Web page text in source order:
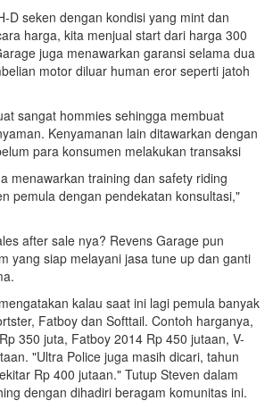
D seken dengan kondisi yang mint dan
harga, kita menjual start dari harga 300
juga menawarkan garansi selama dua
motor diluar human eror seperti jatoh
sangat hommies sehingga membuat
Kenyamanan lain ditawarkan dengan
para konsumen melakukan transaksi
menawarkan training dan safety riding
pemula dengan pendekatan konsultasi,"
after sale nya? Revens Garage pun
yang siap melayani jasa tune up dan ganti
kalau saat ini lagi pemula banyak
Fatboy dan Softtail. Contoh harganya,
350 juta, Fatboy 2014 Rp 450 jutaan, V-
"Ultra Police juga masih dicari, tahun
Rp 400 jutaan." Tutup Steven dalam
dengan dihadiri beragam komunitas ini.